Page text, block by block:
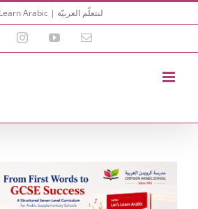
Lets Learn Arabic | لنتعلّم العربيّة
FacebookInstagramYouTubeEmail